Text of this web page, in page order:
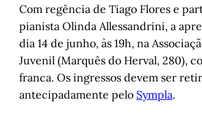
Com regência de Tiago Flores e
pianista Olinda Allessandrini, a
dia 14 de junho, às 19h, na
Juvenil (Marquês do Herval, 280),
franca. Os ingressos devem ser
antecipadamente pelo Sympla.